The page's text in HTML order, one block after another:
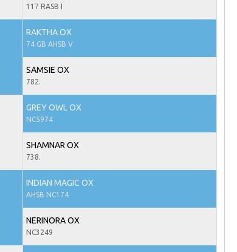
117 RASB I
RAKTHA OX
74 GB AHSB V
SAMSIE OX
782.
GREY OWL OX
NC5974
SHAMNAR OX
738.
INDIAN MAGIC OX
AHSB NC174
NERINORA OX
NC3249